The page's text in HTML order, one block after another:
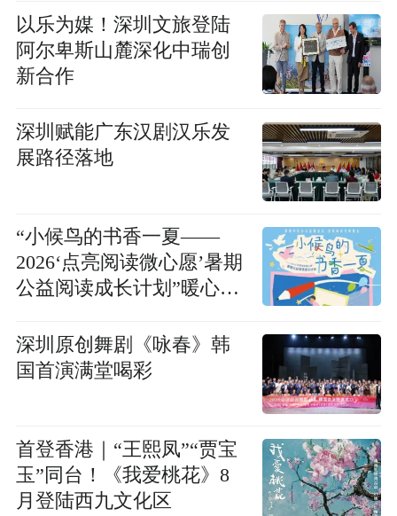
以乐为媒！深圳文旅登陆
阿尔卑斯山麓深化中瑞创
新合作
深圳赋能广东汉剧汉乐发
展路径落地
“小候鸟的书香一夏——
2026‘点亮阅读微心愿’暑期
公益阅读成长计划”暖心开
深圳原创舞剧《咏春》韩
国首演满堂喝彩
首登香港｜“王熙凤”“贾宝
玉”同台！《我爱桃花》8
月登陆西九文化区